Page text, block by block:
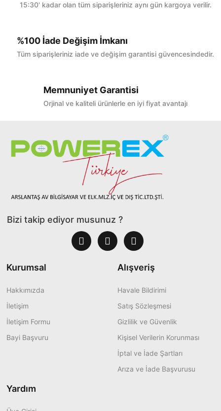
15:30' kadar olan tüm siparişleriniz aynı gün kargoya verilir.
%100 İade Değişim İmkanı
Tüm siparişleriniz iade ve değişim garantisi güvencesindedir.
Memnuniyet Garantisi
Orjinal ve kaliteli ürünlerle en iyi fiyat avantajı
Bizi takip ediyor musunuz ?
Kurumsal
Hakkımızda
İletişim
İletişim Formu
Bayi Başvuru
Alışveriş
Havale Bildirimi
Satış Sözleşmesi
Gizlilik ve Güvenlik
Kişisel Verilerin Korunması
İptal ve İade Şartları
Arıza ve İade Başvurusu
Yardım